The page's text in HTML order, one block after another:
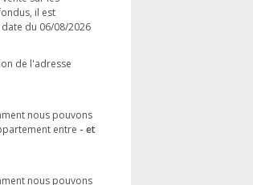
il est
du 06/08/2026
de l'adresse
nous pouvons
entre - et
nous pouvons